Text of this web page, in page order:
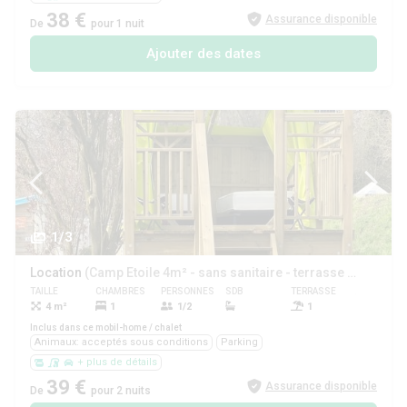
De 38 € pour 1 nuit Assurance disponible
Ajouter des dates
1/3
Location (Camp Etoile 4m² - sans sanitaire - terrasse non couverte + table Tarif spécial Randonneur / Cycliste)
TAILLE
4 m²
CHAMBRES
1
PERSONNES
1/2
SDB TERRASSE
1
Inclus dans ce mobil-home / chalet
Animaux: acceptés sous conditions
Parking
+ plus de détails
De 39 € pour 2 nuits Assurance disponible